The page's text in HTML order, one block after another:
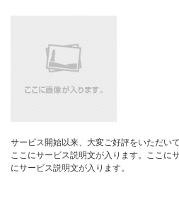
サービス開始以来、大変ご好評をいただい
ここにサービス説明文が入ります。ここに
にサービス説明文が入ります。